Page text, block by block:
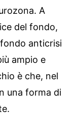
A
del fondo,
anticrisi
ampio e
è che, nel
una forma di